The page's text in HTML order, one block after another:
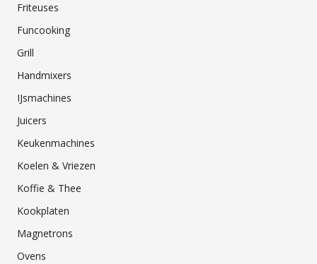
Friteuses
Funcooking
Grill
Handmixers
IJsmachines
Juicers
Keukenmachines
Koelen & Vriezen
Koffie & Thee
Kookplaten
Magnetrons
Ovens